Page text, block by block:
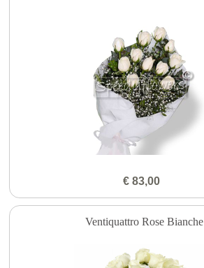
€ 83,00
Ventiquattro Rose Bianche